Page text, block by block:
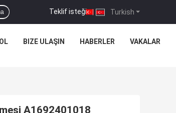
Turkish
Teklif isteği |
BIZE ULAŞIN HABERLER VAKALAR
A1692401018